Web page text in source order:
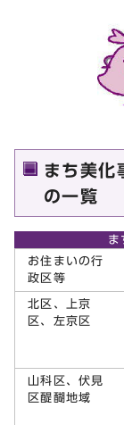
まち美化
の一覧
ま
お住まいの行
政区等
北区、上京
区、左京区
山科区、伏見
区醍醐地域